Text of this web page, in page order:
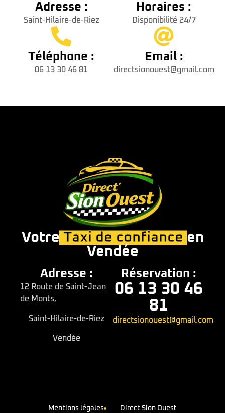
Adresse :
Saint-Hilaire-de-Riez
Horaires :
Disponibilité 24/7
Téléphone :
06 13 30 46 81
Email :
directsionouest@gmail.com
Votre Taxi de confiance en
Vendée
Adresse :
12 Route de Saint-Jean
de Monts,
Saint-Hilaire-de-Riez
Vendée
Réservation :
06 13 30 46
81
directsionouest@gmail.com
Mentions légales
Direct Sion Ouest